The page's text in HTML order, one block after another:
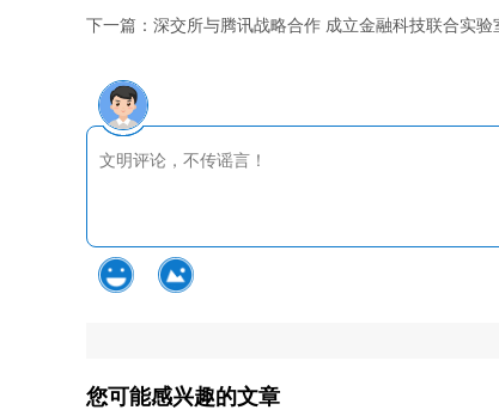
下一篇： 深交所与腾讯战略合作 成立金融科技联合实验
您可能感兴趣的文章